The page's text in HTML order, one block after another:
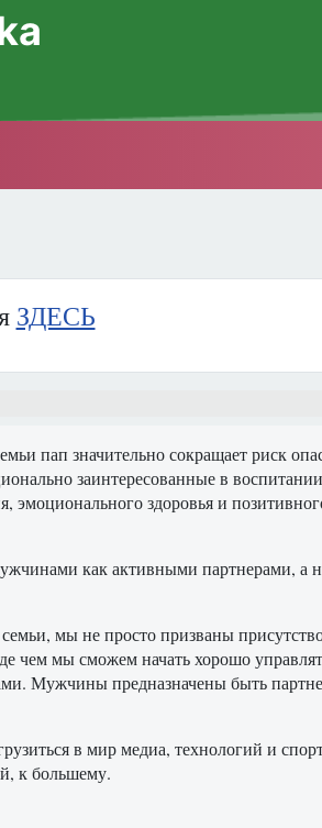
ЗДЕСЬ
пап значительно сокращает риск
заинтересованные в
эмоционального здоровья и
как активными партнерами, а
мы не просто призваны
мы сможем начать хорошо
Мужчины предназначены быть
в мир медиа, технологий и
к большему.